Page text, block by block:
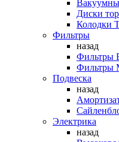
Диски
Колодки
Фильтры
назад
Фильтры
Фильтры
Подвеска
назад
Электрика
назад